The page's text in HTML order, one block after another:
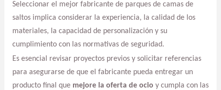
Seleccionar el mejor fabricante de parques de camas de
saltos implica considerar la experiencia, la calidad de los
materiales, la capacidad de personalización y su
cumplimiento con las normativas de seguridad.
Es esencial revisar proyectos previos y solicitar referencias
para asegurarse de que el fabricante pueda entregar un
producto final que mejore la oferta de ocio y cumpla con las